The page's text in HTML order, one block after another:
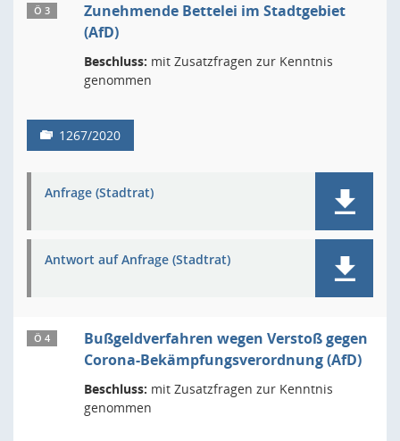
Ö 3
Zunehmende Bettelei im Stadtgebiet
(AfD)
Beschluss: mit Zusatzfragen zur Kenntnis
genommen
1267/2020
Anfrage (Stadtrat)
Antwort auf Anfrage (Stadtrat)
Ö 4
Bußgeldverfahren wegen Verstoß gegen
Corona-Bekämpfungsverordnung (AfD)
Beschluss: mit Zusatzfragen zur Kenntnis
genommen